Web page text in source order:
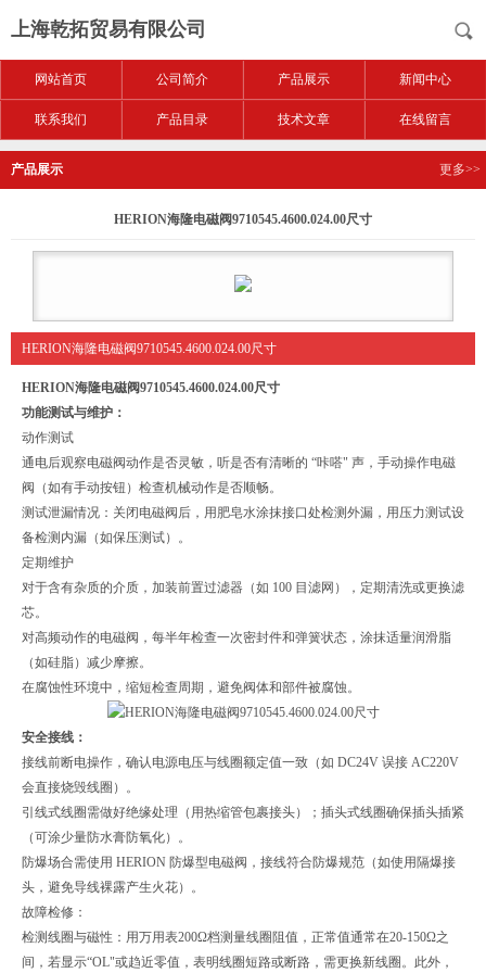
上海乾拓贸易有限公司
网站首页 公司简介 产品展示 新闻中心
联系我们 产品目录 技术文章 在线留言
产品展示 更多>>
HERION海隆电磁阀9710545.4600.024.00尺寸
HERION海隆电磁阀9710545.4600.024.00尺寸
HERION海隆电磁阀9710545.4600.024.00尺寸
功能测试与维护：
动作测试
通电后观察电磁阀动作是否灵敏，听是否有清晰的 “咔嗒" 声，手动操作电磁
阀（如有手动按钮）检查机械动作是否顺畅。
测试泄漏情况：关闭电磁阀后，用肥皂水涂抹接口处检测外漏，用压力测试设
备检测内漏（如保压测试）。
定期维护
对于含有杂质的介质，加装前置过滤器（如 100 目滤网），定期清洗或更换滤
芯。
对高频动作的电磁阀，每半年检查一次密封件和弹簧状态，涂抹适量润滑脂
（如硅脂）减少摩擦。
在腐蚀性环境中，缩短检查周期，避免阀体和部件被腐蚀。
安全接线：
接线前断电操作，确认电源电压与线圈额定值一致（如 DC24V 误接 AC220V
会直接烧毁线圈）。
引线式线圈需做好绝缘处理（用热缩管包裹接头）；插头式线圈确保插头插紧
（可涂少量防水膏防氧化）。
防爆场合需使用 HERION 防爆型电磁阀，接线符合防爆规范（如使用隔爆接
头，避免导线裸露产生火花）。
故障检修：
检测线圈与磁性：用万用表200Ω档测量线圈阻值，正常值通常在20-150Ω之
间，若显示“OL"或趋近零值，表明线圈短路或断路，需更换新线圈。此外，